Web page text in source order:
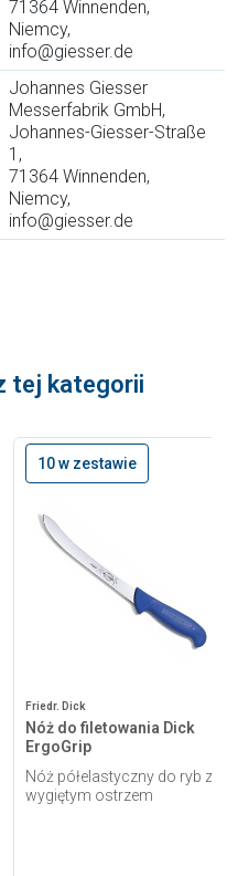
71364 Winnenden,
Niemcy,
info@giesser.de
Johannes Giesser
Messerfabrik GmbH,
Johannes-Giesser-Straße
1,
71364 Winnenden,
Niemcy,
info@giesser.de
tej kategorii
10 w zestawie
Friedr. Dick
Nóż do filetowania Dick
ErgoGrip
Nóż półelastyczny do ryb z
wygiętym ostrzem